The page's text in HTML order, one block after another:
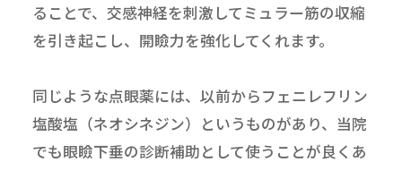
ることで、交感神経を刺激してミュラー筋の収縮
を引き起こし、開瞼力を強化してくれます。
同じような点眼薬には、以前からフェニレフリン
塩酸塩（ネオシネジン）というものがあり、当院
でも眼瞼下垂の診断補助として使うことが良くあ